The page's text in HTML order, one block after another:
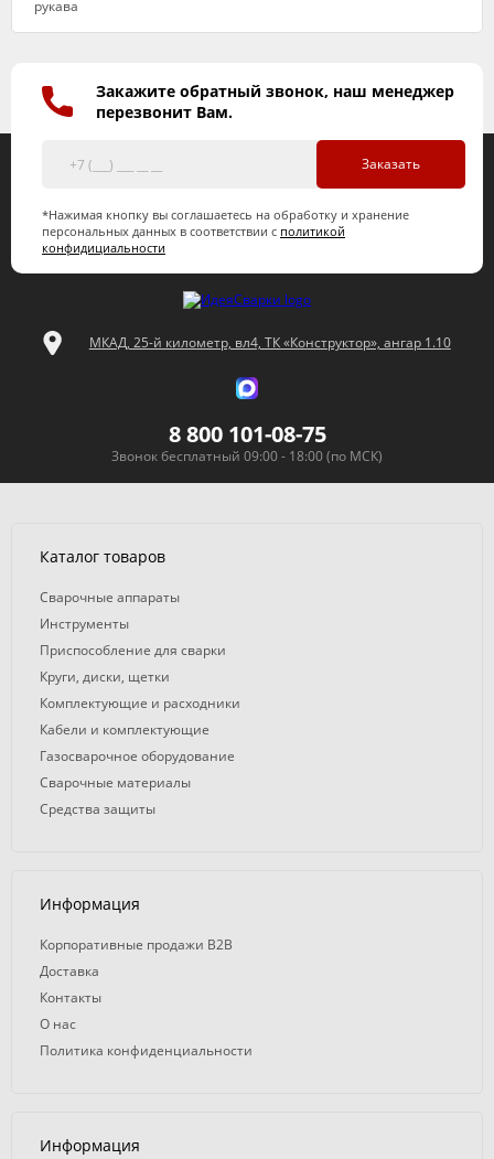
Закажите обратный звонок, наш менеджер
перезвонит Вам.
Заказать
*Нажимая кнопку вы соглашаетесь на обработку и хранение
персональных данных в соответствии с политикой
конфидициальности
МКАД, 25-й километр, вл4, ТК «Конструктор», ангар 1.10
8 800 101-08-75
Звонок бесплатный 09:00 - 18:00 (по МСК)
Каталог товаров
Сварочные аппараты
Инструменты
Приспособление для сварки
Круги, диски, щетки
Комплектующие и расходники
Кабели и комплектующие
Газосварочное оборудование
Сварочные материалы
Средства защиты
Информация
Корпоративные продажи B2B
Доставка
Контакты
О нас
Политика конфиденциальности
Информация